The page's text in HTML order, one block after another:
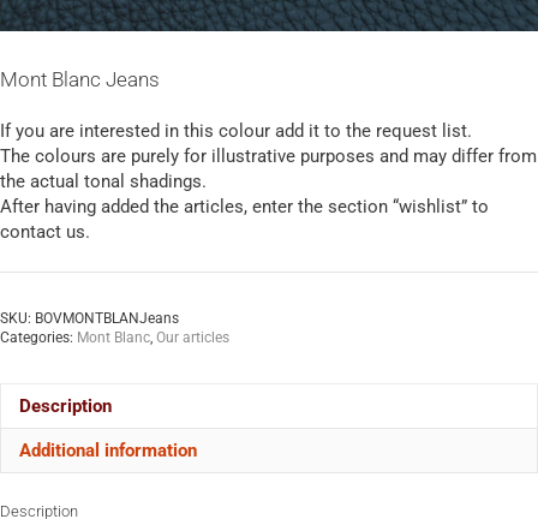
Mont Blanc Jeans
If you are interested in this colour add it to the request list.
The colours are purely for illustrative purposes and may differ from
the actual tonal shadings.
After having added the articles, enter the section “wishlist” to
contact us.
SKU: BOVMONTBLANJeans
Categories: Mont Blanc, Our articles
Description
Additional information
Description